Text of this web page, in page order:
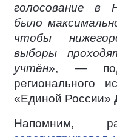
голосование в
было
чтобы
выборы
учтён», —
регионального
«Единой России»
Напомним,